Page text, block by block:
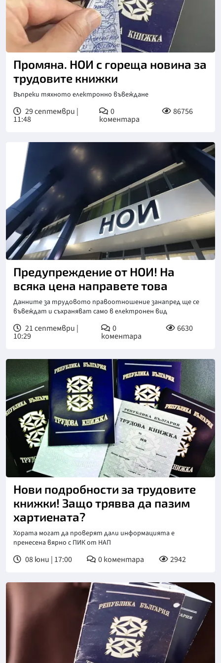
Промяна. НОИ с гореща новина за
трудовите книжки
Въпреки тяхното електронно въвеждане
29 септември |
11:48
0
коментара
86756
Предупреждение от НОИ! На
всяка цена направете това
Данните за трудовото правоотношение занапред ще се
въвеждат и съхраняват само в електронен вид
21 септември |
10:29
0
коментара
6630
Нови подробности за трудовите
книжки! Защо трявва да пазим
хартиената?
Хората могат да проверят дали информацията е
пренесена вярно с ПИК от НАП
08 юни | 17:00 0коментара 2942